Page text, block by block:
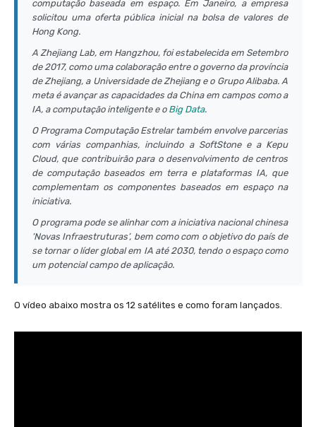
computação baseada em espaço. Em Janeiro, a empresa
solicitou uma oferta pública inicial na bolsa de valores de
Hong Kong.
A Zhejiang Lab, em Hangzhou, foi estabelecida em Setembro
de 2017, como uma colaboração entre o governo da província
de Zhejiang, a Universidade de Zhejiang e o Grupo Alibaba. A
meta é avançar as capacidades da China em campos como a
IA, a computação inteligente e o Big Data.
O Programa Computação Estrelar também envolve parcerias
com várias companhias, incluindo a SoftStone e a Kepu
Cloud, que contribuirão para o desenvolvimento de centros
de computação baseados em terra e plataformas IA, que
complementam os componentes baseados em espaço na
iniciativa.
O programa pode se alinhar com a iniciativa nacional chinesa
‘Novas Infraestruturas’, bem como com o objetivo do país de
se tornar o líder global em IA até 2030, tendo o espaço como
um potencial campo de aplicação.
O vídeo abaixo mostra os 12 satélites e como foram lançados.